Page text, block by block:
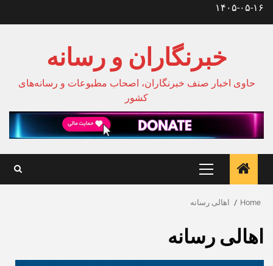
Skip۱۴۰۵-۰۵-۱۶
خبرنگاران و رسانه
حاوی اخبار صنف خبرنگاران، اصحاب مطبوعات و رسانه‌های
کشور
Primary
Menu
Home اهالی رسانه
اهالی رسانه